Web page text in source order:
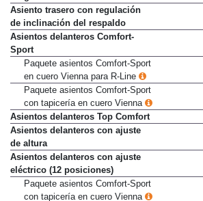
longitudinal
Asiento trasero con regulación
de inclinación del respaldo
Asientos delanteros Comfort-
Sport
Paquete asientos Comfort-Sport
en cuero Vienna para R-Line
Paquete asientos Comfort-Sport
con tapicería en cuero Vienna
Asientos delanteros Top Comfort
Asientos delanteros con ajuste
de altura
Asientos delanteros con ajuste
eléctrico (12 posiciones)
Paquete asientos Comfort-Sport